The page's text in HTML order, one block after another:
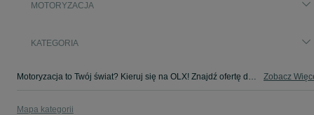
MOTORYZACJA
KATEGORIA
Motoryzacja to Twój świat? Kieruj się na OLX! Znajdź ofertę dla siebie w kategorii Motoryzacja na OLX - Tuniki i okolice! Zobacz
Mapa kategorii